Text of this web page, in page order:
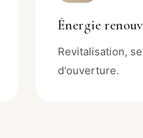
Énergie
Revitalisation,
d'ouverture.